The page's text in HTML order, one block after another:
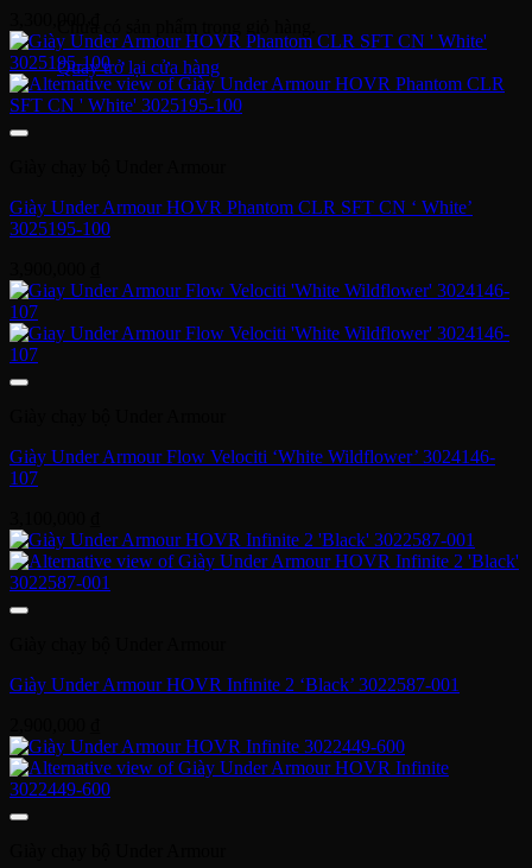
Quay trở lại cửa hàng
Giày Under Armour HOVR Phantom CLR SFT CN ‘ White’
3025195-100
Giày Under Armour Flow Velociti ‘White Wildflower’ 3024146-
107
Giày Under Armour HOVR Infinite 2 ‘Black’ 3022587-001